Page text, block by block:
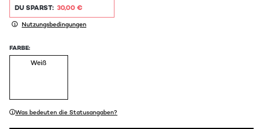
DU SPARST: 30,00 €
Nutzungsbedingungen
FARBE:
Weiß
Was bedeuten die Statusangaben?